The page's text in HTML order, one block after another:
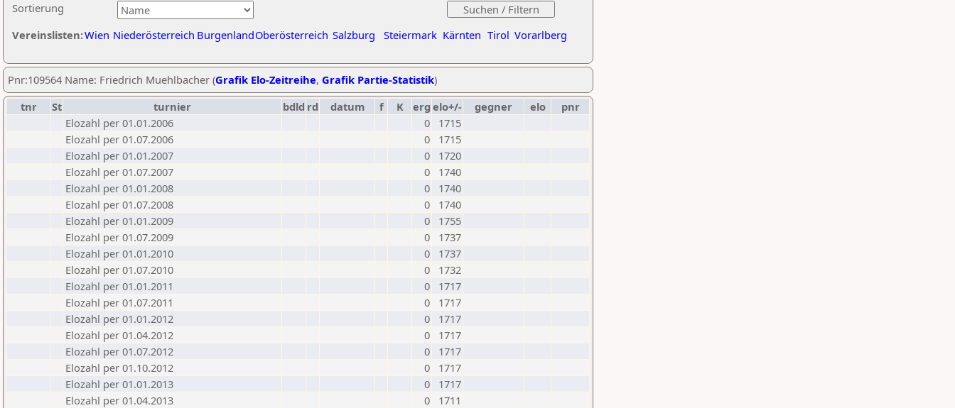
Sortierung
Vereinslisten:Wien Niederösterreich BurgenlandOberösterreich Salzburg Steiermark Kärnten Tirol Vorarlberg
Pnr:109564 Name: Friedrich Muehlbacher (Grafik Elo-Zeitreihe, Grafik Partie-Statistik)
tnr
St turnier bdld rd datum f K erg elo+/- gegner elo
pnr
Elozahl per 01.01.2006
0
1715
Elozahl per 01.07.2006
0
1715
Elozahl per 01.01.2007
0
1720
Elozahl per 01.07.2007
0
1740
Elozahl per 01.01.2008
0
1740
Elozahl per 01.07.2008
0
1740
Elozahl per 01.01.2009
0
1755
Elozahl per 01.07.2009
0
1737
Elozahl per 01.01.2010
0
1737
Elozahl per 01.07.2010
0
1732
Elozahl per 01.01.2011
0
1717
Elozahl per 01.07.2011
0
1717
Elozahl per 01.01.2012
0
1717
Elozahl per 01.04.2012
0
1717
Elozahl per 01.07.2012
0
1717
Elozahl per 01.10.2012
0
1717
Elozahl per 01.01.2013
0
1717
Elozahl per 01.04.2013
0
1711